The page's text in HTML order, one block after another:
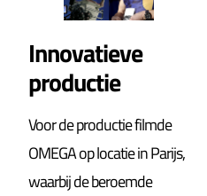
Innovatieve
productie
Voor de productie filmde
OMEGA op locatie in Parijs,
waarbij de beroemde